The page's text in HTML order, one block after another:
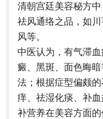
清朝宫廷美容秘方中
祛风通络之品，如
风等。
中医认为，有气滞
癜、黑斑、面色晦
法；根据症型偏颇
痒、祛湿化痰、补
补营养在美容方面